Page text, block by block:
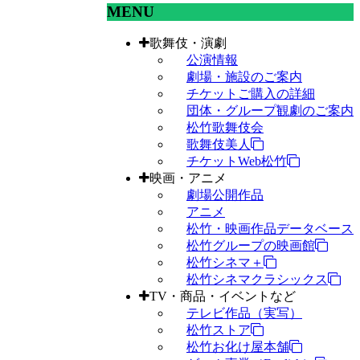
MENU
歌舞伎・演劇
公演情報
劇場・施設のご案内
チケットご購入の詳細
団体・グループ観劇のご案内
松竹歌舞伎会
歌舞伎美人
チケットWeb松竹
映画・アニメ
劇場公開作品
アニメ
松竹・映画作品データベース
松竹グループの映画館
松竹シネマ＋
松竹シネマクラシックス
TV・商品・イベントなど
テレビ作品（実写）
松竹ストア
松竹お化け屋本舗